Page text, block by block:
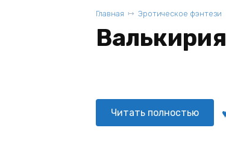
Главная Эротическое фэнтези
Валькирия
Читать полностью